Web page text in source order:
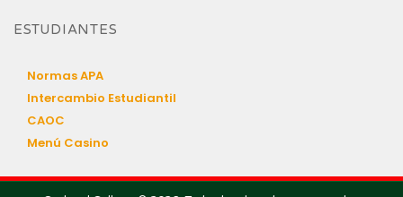
ESTUDIANTES
Normas APA
Intercambio Estudiantil
CAOC
Menú Casino